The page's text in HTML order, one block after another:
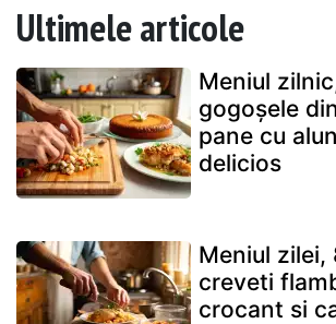
Ultimele articole
Meniul
gogoșele
pane cu
delicios
Meniul zilei,
creveti
crocant si